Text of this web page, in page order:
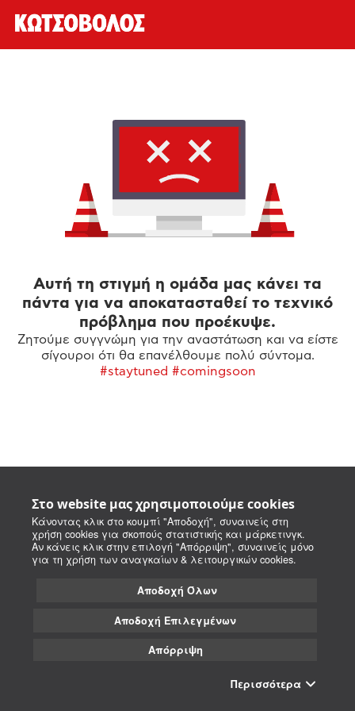
Στο website μας χρησιμοποιούμε cookies
Κάνοντας κλικ στο κουμπί "Αποδοχή", συναινείς στη
χρήση cookies για σκοπούς στατιστικής και μάρκετινγκ.
Αν κάνεις κλικ στην επιλογή "Απόρριψη", συναινείς μόνο
για τη χρήση των αναγκαίων & λειτουργικών cookies.
Αποδοχή Όλων
Αποδοχή Επιλεγμένων
Απόρριψη
Περισσότερα
Αυτή τη στιγμή η ομάδα μας κάνει τα
πάντα για να αποκατασταθεί το τεχνικό
πρόβλημα που προέκυψε.
Ζητούμε συγγνώμη για την αναστάτωση και να είστε
σίγουροι ότι θα επανέλθουμε πολύ σύντομα.
#staytuned #comingsoon